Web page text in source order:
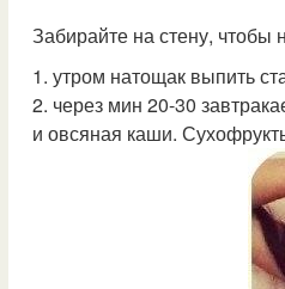
Забирайте на стену, чтобы
1. утром натощак выпить
2. через мин 20-30
и овсяная каши.